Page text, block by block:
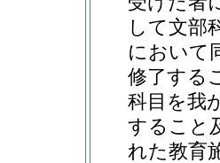
して文部
において
修了する
科目を我
すること
れた教育